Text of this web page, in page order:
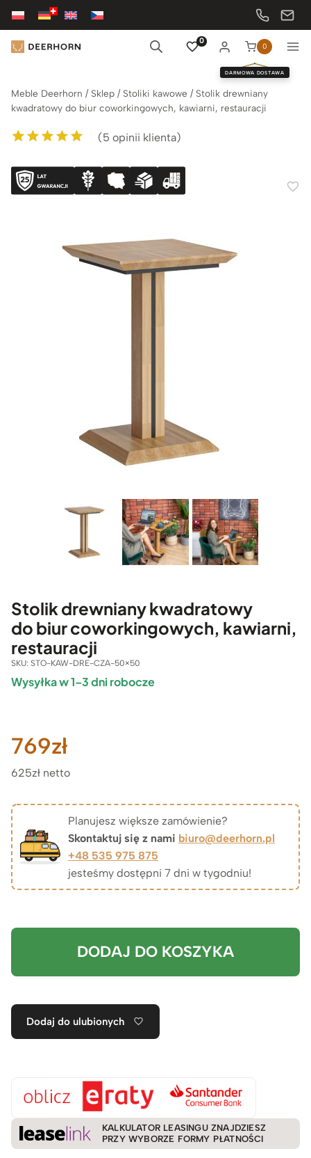
Przejdź
treści
0
0
DARMOWA DOSTAWA
Meble Deerhorn / Sklep / Stoliki kawowe / Stolik drewniany
kwadratowy do biur coworkingowych, kawiarni, restauracji
5.00na 5 na
podstawie
ocen klientów
(5 opinii klienta)
Stolik drewniany kwadratowy
do biur coworkingowych, kawiarni,
restauracji
SKU: STO-KAW-DRE-CZA-50×50
Wysyłka w 1–3 dni robocze
769zł
625zł netto
Planujesz większe zamówienie?
Skontaktuj się z nami biuro@deerhorn.pl
+48 535 975 875
jesteśmy dostępni 7 dni w tygodniu!
DODAJ DO KOSZYKA
Dodaj do ulubionych
KALKULATOR LEASINGU ZNAJDZIESZ
PRZY WYBORZE FORMY PŁATNOŚCI